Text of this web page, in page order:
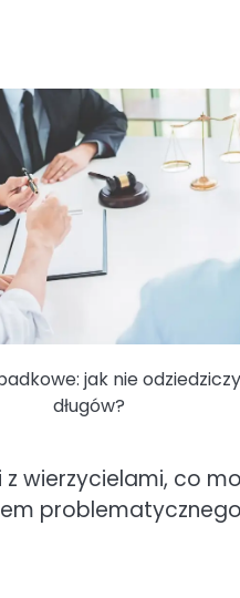
jak nie
długów?
wierzycielami, co